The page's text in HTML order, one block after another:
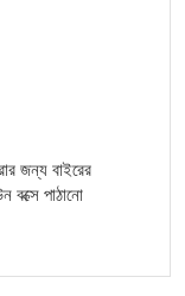
জন্য বাইরের
পাঠানো